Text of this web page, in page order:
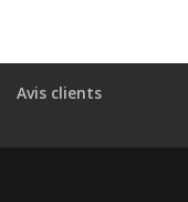
Avis clients